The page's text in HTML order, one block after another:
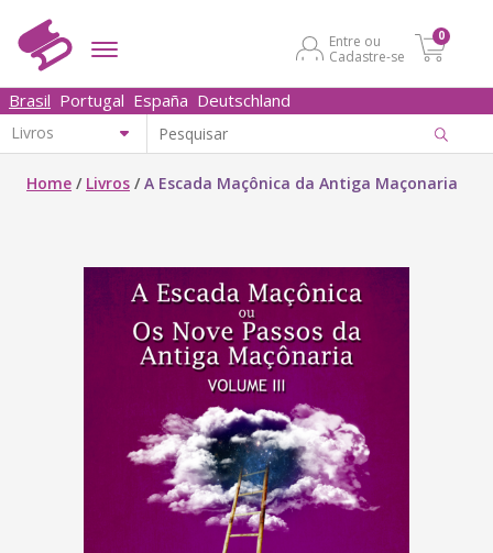
Entre ou
Cadastre-se
0
Brasil Portugal España Deutschland
Home / Livros /A Escada Maçônica da Antiga Maçonaria